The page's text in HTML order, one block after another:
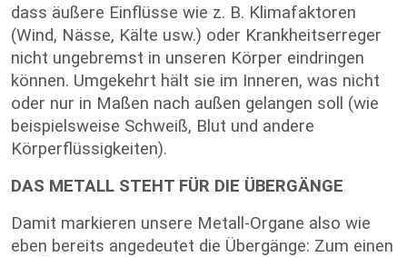
dass äußere Einflüsse wie z. B. Klimafaktoren
(Wind, Nässe, Kälte usw.) oder Krankheitserreger
nicht ungebremst in unseren Körper eindringen
können. Umgekehrt hält sie im Inneren, was nicht
oder nur in Maßen nach außen gelangen soll (wie
beispielsweise Schweiß, Blut und andere
Körperflüssigkeiten).
DAS METALL STEHT FÜR DIE ÜBERGÄNGE
Damit markieren unsere Metall-Organe also wie
eben bereits angedeutet die Übergänge: Zum einen